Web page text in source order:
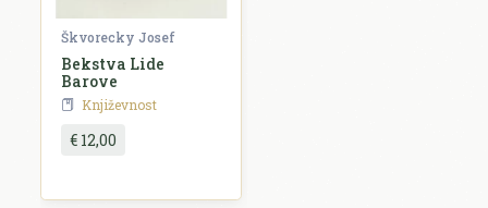
Škvorecky Josef
Bekstva Lide
Barove
Književnost
€ 12,00